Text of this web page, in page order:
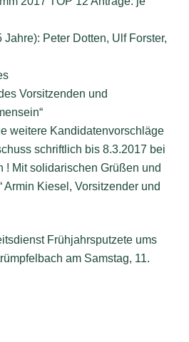
Peter Dotten, Ulf Forster,
Vorsitzenden und
weitere Kandidatenvorschläge
schriftlich bis 8.3.2017 bei
! Mit solidarischen Grüßen und
Armin Kiesel, Vorsitzender und
Frühjahrsputzete ums
am Samstag, 11.